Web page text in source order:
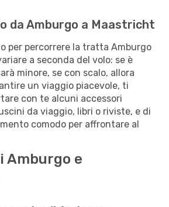
da Amburgo a Maastricht
per percorrere la tratta Amburgo
a seconda del volo: se è
minore, se con scalo, allora
un viaggio piacevole, ti
con te alcuni accessori
da viaggio, libri o riviste, e di
comodo per affrontare al
Amburgo e